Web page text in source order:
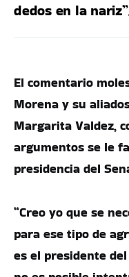
dedos en la
El comentario
Morena y su
Margarita Valdez,
argumentos se le
presidencia del
“Creo yo que se
para ese tipo de
es el presidente